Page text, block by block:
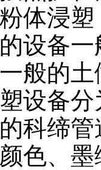
体浸
设备
般的
设备
科缔
色、